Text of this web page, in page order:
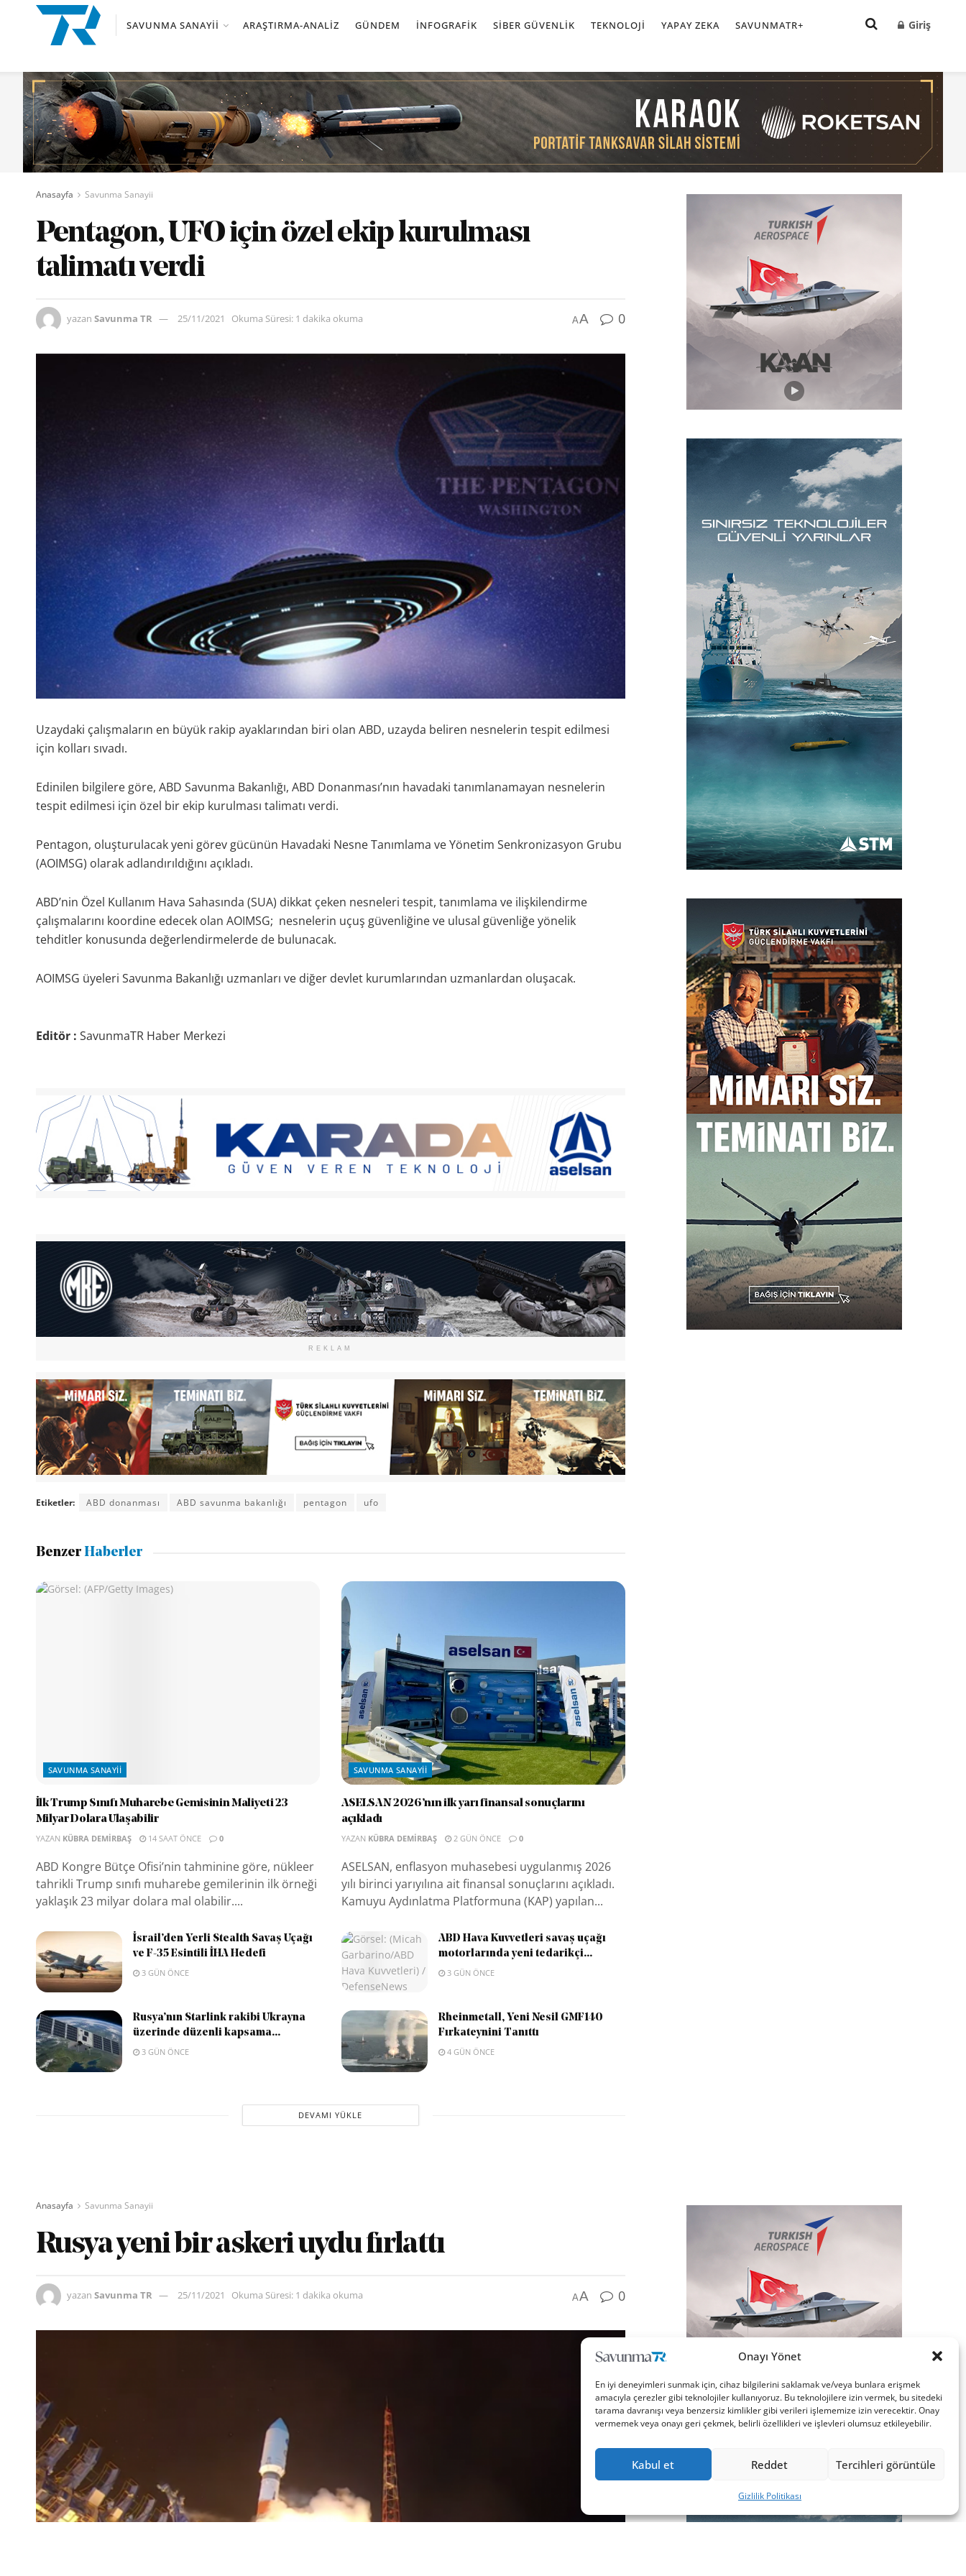
Onayı Yönet
En iyi deneyimleri sunmak için, cihaz bilgilerini saklamak ve/veya bunlara erişmek
amacıyla çerezler gibi teknolojiler kullanıyoruz. Bu teknolojilere izin vermek, bu sitedeki
tarama davranışı veya benzersiz kimlikler gibi verileri işlememize izin verecektir. Onay
vermemek veya onayı geri çekmek, belirli özellikleri ve işlevleri olumsuz etkileyebilir.
Kabul et Reddet Tercihleri görüntüle
Gizlilik Politikası
SAVUNMA SANAYII ARAŞTIRMA-ANALIZ GÜNDEM İNFOGRAFIK SIBER GÜVENLIK TEKNOLOJI YAPAY ZEKA SAVUNMATR+ Giriş
Anasayfa Savunma Sanayii
Pentagon, UFO için özel ekip kurulması
talimatı verdi
yazan Savunma TR 25/11/2021 Okuma Süresi: 1 dakika okuma AA 0
Uzaydaki çalışmaların en büyük rakip ayaklarından biri olan ABD, uzayda beliren nesnelerin tespit edilmesi
için kolları sıvadı.
Edinilen bilgilere göre, ABD Savunma Bakanlığı, ABD Donanması’nın havadaki tanımlanamayan nesnelerin
tespit edilmesi için özel bir ekip kurulması talimatı verdi.
Pentagon, oluşturulacak yeni görev gücünün Havadaki Nesne Tanımlama ve Yönetim Senkronizasyon Grubu
(AOIMSG) olarak adlandırıldığını açıkladı.
ABD’nin Özel Kullanım Hava Sahasında (SUA) dikkat çeken nesneleri tespit, tanımlama ve ilişkilendirme
çalışmalarını koordine edecek olan AOIMSG; nesnelerin uçuş güvenliğine ve ulusal güvenliğe yönelik
tehditler konusunda değerlendirmelerde de bulunacak.
AOIMSG üyeleri Savunma Bakanlığı uzmanları ve diğer devlet kurumlarından uzmanlardan oluşacak.
Editör : SavunmaTR Haber Merkezi
REKLAM
Etiketler: ABD donanması ABD savunma bakanlığı pentagon ufo
BenzerHaberler
SAVUNMA SANAYII
İlk Trump Sınıfı Muharebe Gemisinin Maliyeti 23
Milyar Dolara Ulaşabilir
YAZAN KÜBRA DEMIRBAŞ 14 SAAT ÖNCE 0
ABD Kongre Bütçe Ofisi’nin tahminine göre, nükleer
tahrikli Trump sınıfı muharebe gemilerinin ilk örneği
yaklaşık 23 milyar dolara mal olabilir....
SAVUNMA SANAYII
ASELSAN 2026’nın ilk yarı finansal sonuçlarını
açıkladı
YAZAN KÜBRA DEMIRBAŞ 2 GÜN ÖNCE 0
ASELSAN, enflasyon muhasebesi uygulanmış 2026
yılı birinci yarıyılına ait finansal sonuçlarını açıkladı.
Kamuyu Aydınlatma Platformuna (KAP) yapılan...
İsrail’den Yerli Stealth Savaş Uçağı
ve F-35 Esintili İHA Hedefi
3 GÜN ÖNCE
ABD Hava Kuvvetleri savaş uçağı
motorlarında yeni tedarikçi...
3 GÜN ÖNCE
Rusya’nın Starlink rakibi Ukrayna
üzerinde düzenli kapsama...
3 GÜN ÖNCE
Rheinmetall, Yeni Nesil GMF140
Fırkateynini Tanıttı
4 GÜN ÖNCE
DEVAMI YÜKLE
Anasayfa Savunma Sanayii
Rusya yeni bir askeri uydu fırlattı
yazan Savunma TR 25/11/2021 Okuma Süresi: 1 dakika okuma AA 0